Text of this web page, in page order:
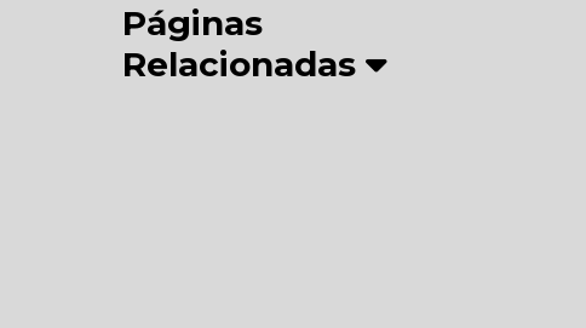
Páginas
Relacionadas